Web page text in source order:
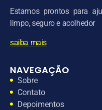
Estamos prontos para
limpo, seguro e acolhedor
saiba mais
NAVEGAÇÃO
Sobre
Contato
Depoimentos